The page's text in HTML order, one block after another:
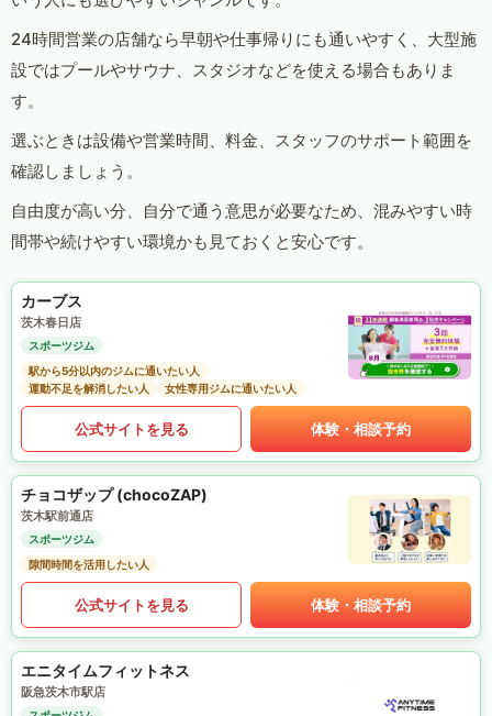
24時間営業の店舗なら早朝や仕事帰りにも通いやすく、大型施
設ではプールやサウナ、スタジオなどを使える場合もありま
す。
選ぶときは設備や営業時間、料金、スタッフのサポート範囲を
確認しましょう。
自由度が高い分、自分で通う意思が必要なため、混みやすい時
間帯や続けやすい環境かも見ておくと安心です。
カーブス
茨木春日店
スポーツジム
駅から5分以内のジムに通いたい人
運動不足を解消したい人
女性専用ジムに通いたい人
公式サイトを見る 体験・相談予約
チョコザップ (chocoZAP)
茨木駅前通店
スポーツジム
隙間時間を活用したい人
公式サイトを見る 体験・相談予約
エニタイムフィットネス
阪急茨木市駅店